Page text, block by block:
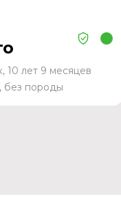
10 лет 9 месяцев
без породы